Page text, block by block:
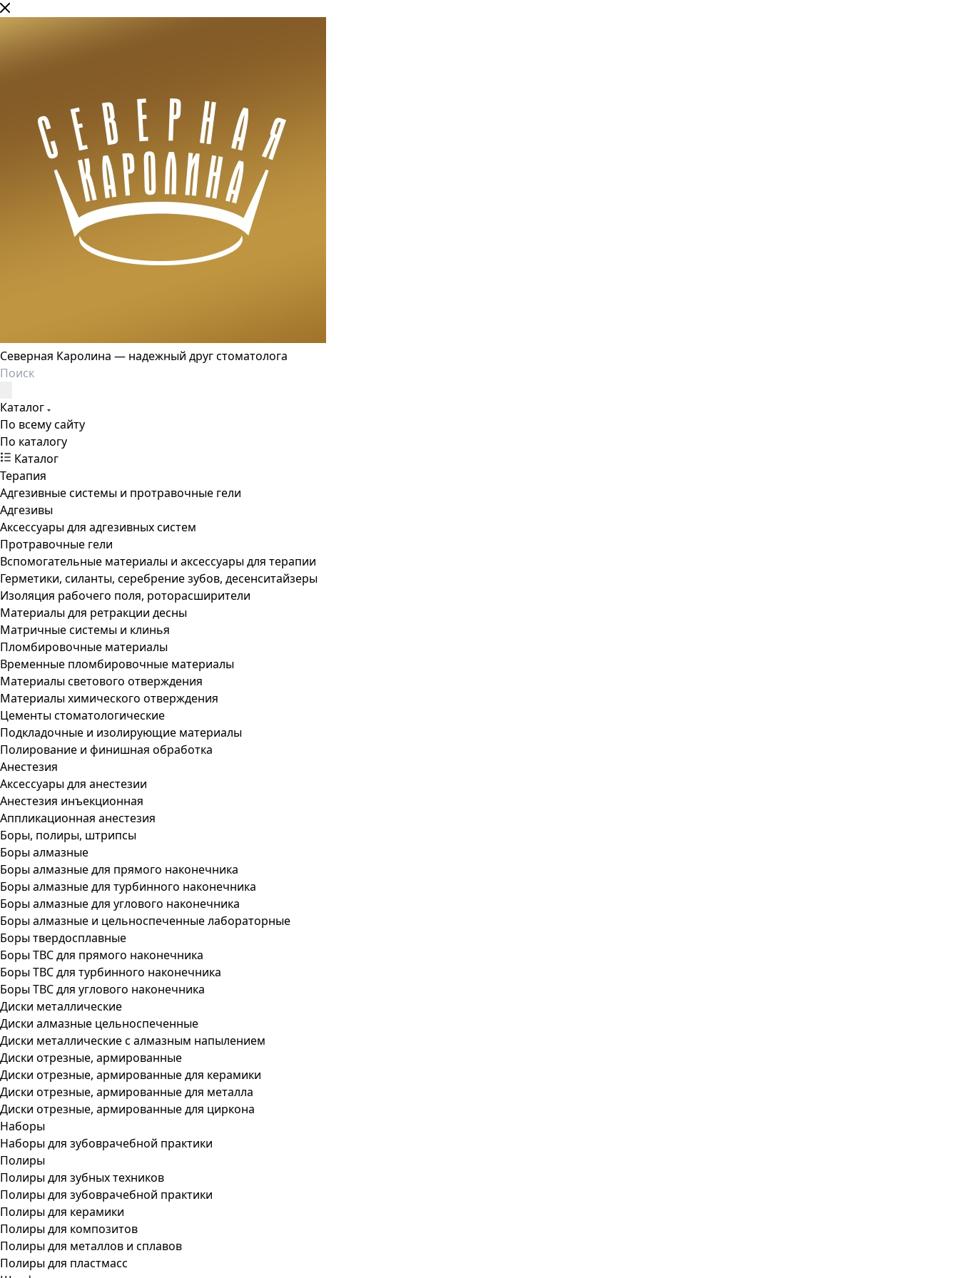
Северная Каролина — надежный друг стоматолога
Каталог
По всему сайту
По каталогу
Каталог
Терапия
Адгезивные системы и протравочные гели
Адгезивы
Аксессуары для адгезивных систем
Протравочные гели
Вспомогательные материалы и аксессуары для терапии
Герметики, силанты, серебрение зубов, десенситайзеры
Изоляция рабочего поля, роторасширители
Материалы для ретракции десны
Матричные системы и клинья
Пломбировочные материалы
Временные пломбировочные материалы
Материалы светового отверждения
Материалы химического отверждения
Цементы стоматологические
Подкладочные и изолирующие материалы
Полирование и финишная обработка
Анестезия
Аксессуары для анестезии
Анестезия инъекционная
Аппликационная анестезия
Боры, полиры, штрипсы
Боры алмазные
Боры алмазные для прямого наконечника
Боры алмазные для турбинного наконечника
Боры алмазные для углового наконечника
Боры алмазные и цельноспеченные лабораторные
Боры твердосплавные
Боры ТВС для прямого наконечника
Боры ТВС для турбинного наконечника
Боры ТВС для углового наконечника
Диски металлические
Диски алмазные цельноспеченные
Диски металлические с алмазным напылением
Диски отрезные, армированные
Диски отрезные, армированные для керамики
Диски отрезные, армированные для металла
Диски отрезные, армированные для циркона
Наборы
Наборы для зубоврачебной практики
Полиры
Полиры для зубных техников
Полиры для зубоврачебной практики
Полиры для керамики
Полиры для композитов
Полиры для металлов и сплавов
Полиры для пластмасс